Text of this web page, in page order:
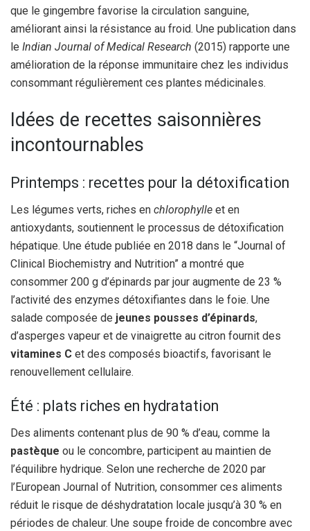
que le gingembre favorise la circulation sanguine,
améliorant ainsi la résistance au froid. Une publication dans
le Indian Journal of Medical Research (2015) rapporte une
amélioration de la réponse immunitaire chez les individus
consommant régulièrement ces plantes médicinales.
Idées de recettes saisonnières
incontournables
Printemps : recettes pour la détoxification
Les légumes verts, riches en chlorophylle et en
antioxydants, soutiennent le processus de détoxification
hépatique. Une étude publiée en 2018 dans le “Journal of
Clinical Biochemistry and Nutrition” a montré que
consommer 200 g d’épinards par jour augmente de 23 %
l’activité des enzymes détoxifiantes dans le foie. Une
salade composée de jeunes pousses d’épinards,
d’asperges vapeur et de vinaigrette au citron fournit des
vitamines C et des composés bioactifs, favorisant le
renouvellement cellulaire.
Été : plats riches en hydratation
Des aliments contenant plus de 90 % d’eau, comme la
pastèque ou le concombre, participent au maintien de
l’équilibre hydrique. Selon une recherche de 2020 par
l’European Journal of Nutrition, consommer ces aliments
réduit le risque de déshydratation locale jusqu’à 30 % en
périodes de chaleur. Une soupe froide de concombre avec